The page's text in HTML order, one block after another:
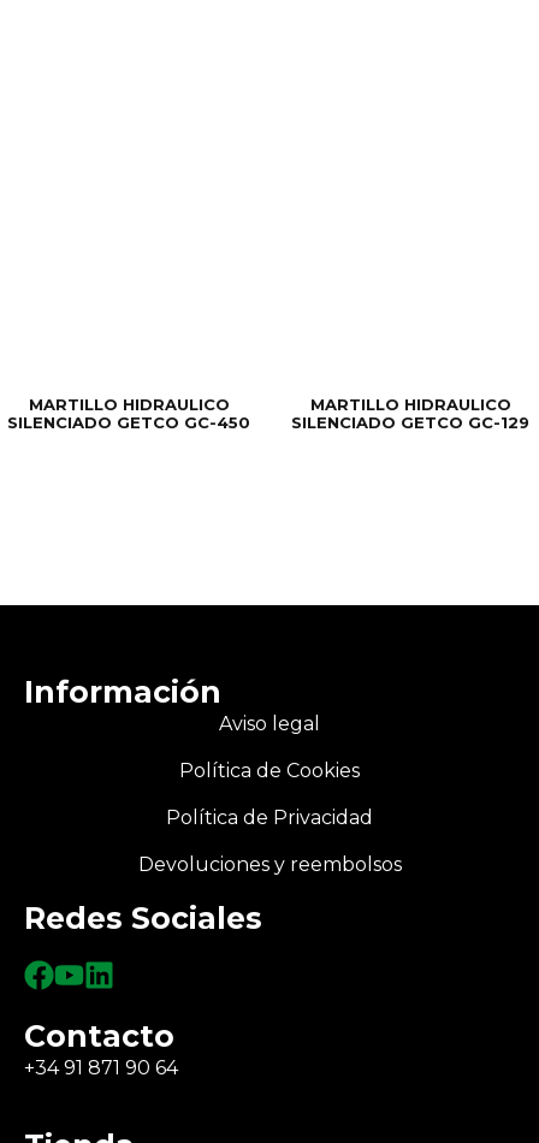
MARTILLO HIDRAULICO
SILENCIADO GETCO GC-450
MARTILLO HIDRAULICO
SILENCIADO GETCO GC-129
Información
Aviso legal
Política de Cookies
Política de Privacidad
Devoluciones y reembolsos
Redes Sociales
Contacto
+34 91 871 90 64